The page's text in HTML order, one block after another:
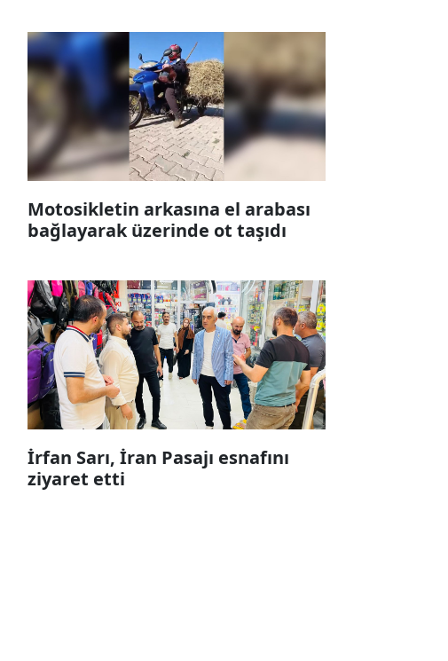
Motosikletin arkasına el arabası
bağlayarak üzerinde ot taşıdı
İrfan Sarı, İran Pasajı esnafını
ziyaret etti